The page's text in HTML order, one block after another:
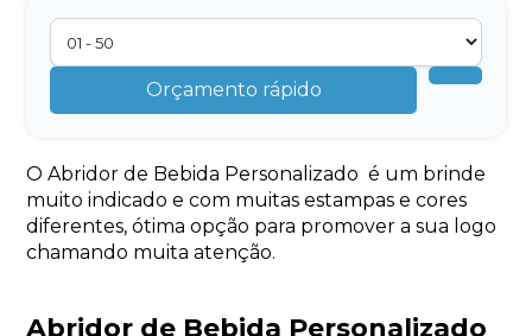
Orçamento rápido
O Abridor de Bebida Personalizado é um brinde
muito indicado e com muitas estampas e cores
diferentes, ótima opção para promover a sua logo
chamando muita atenção.
Abridor de Bebida Personalizado